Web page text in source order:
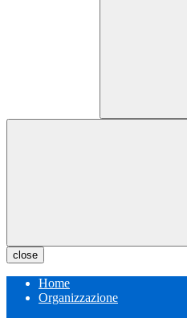
close
Home
Organizzazione